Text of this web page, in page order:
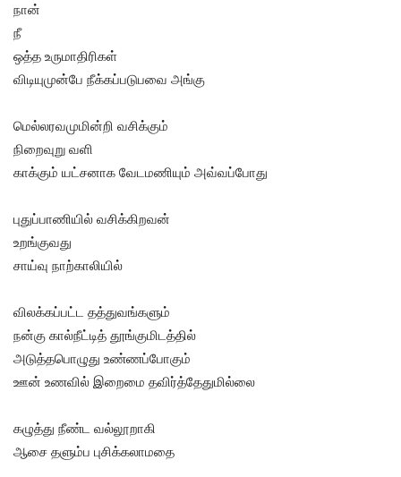
நான்
நீ
ஒத்த உருமாதிரிகள்
விடியுமுன்பே நீக்கப்படுபவை அங்கு
மெல்லரவமுமின்றி வசிக்கும்
நிறைவுறு வளி
காக்கும் யட்சனாக வேடமணியும் அவ்வப்போது
புதுப்பாணியில் வசிக்கிறவன்
உறங்குவது
சாய்வு நாற்காலியில்
விலக்கப்பட்ட தத்துவங்களும்
நன்கு கால்நீட்டித் தூங்குமிடத்தில்
அடுத்தபொழுது உண்ணப்போகும்
ஊன் உணவில் இறைமை தவிர்த்தேதுமில்லை
கழுத்து நீண்ட வல்லூறாகி
ஆசை தளும்ப புசிக்கலாமதை